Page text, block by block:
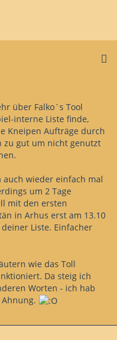
über Falko´s Tool
interne Liste finde,
Kneipen Aufträge durch
zu gut um nicht genutzt
auch wieder einfach mal
um 2 Tage
mit den ersten
in Arhus erst am 13.10
Liste. Einfacher
wie das Toll
Da steig ich
Worten - ich hab